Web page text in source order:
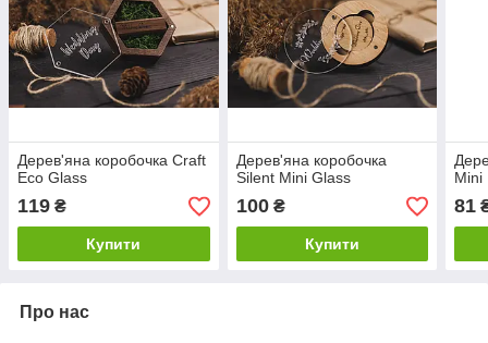
Дерев'яна коробочка Craft
Eco Glass
119 ₴
Купити
Дерев'яна коробочка
Silent Mini Glass
100₴
Купити
Mini
81
Про нас